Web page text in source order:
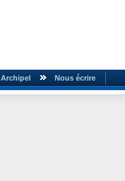
Archipel Nous écrire